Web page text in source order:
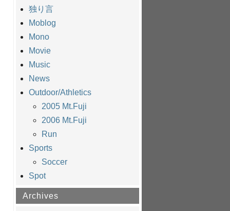
独り言
Moblog
Mono
Movie
Music
News
Outdoor/Athletics
2005 Mt.Fuji
2006 Mt.Fuji
Run
Sports
Soccer
Spot
Archives